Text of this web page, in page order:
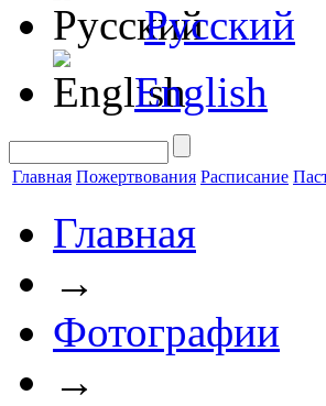
Русский
English
Главная Пожертвования Расписание
Главная
→
Фотографии
→